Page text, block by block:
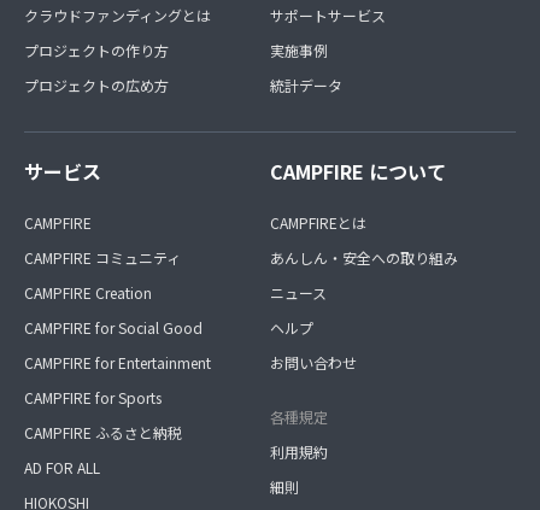
クラウドファンディングとは
プロジェクトの作り方
プロジェクトの広め方
サポートサービス
実施事例
統計データ
サービス
CAMPFIRE
CAMPFIRE コミュニティ
CAMPFIRE Creation
CAMPFIRE for Social Good
CAMPFIRE for Entertainment
CAMPFIRE for Sports
CAMPFIRE ふるさと納税
AD FOR ALL
HIOKOSHI
CAMPFIRE について
CAMPFIREとは
あんしん・安全への取り組み
ニュース
ヘルプ
お問い合わせ
各種規定
利用規約
細則